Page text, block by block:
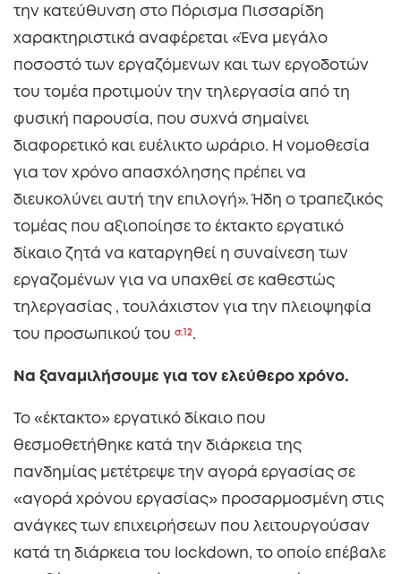
την κατεύθυνση στο Πόρισμα Πισσαρίδη
χαρακτηριστικά αναφέρεται «Ένα μεγάλο
ποσοστό των εργαζόμενων και των εργοδοτών
του τομέα προτιμούν την τηλεργασία από τη
φυσική παρουσία, που συχνά σημαίνει
διαφορετικό και ευέλικτο ωράριο. Η νομοθεσία
για τον χρόνο απασχόλησης πρέπει να
διευκολύνει αυτή την επιλογή». Ήδη ο τραπεζικός
τομέας που αξιοποίησε το έκτακτο εργατικό
δίκαιο ζητά να καταργηθεί η συναίνεση των
εργαζομένων για να υπαχθεί σε καθεστώς
τηλεργασίας , τουλάχιστον για την πλειοψηφία
του προσωπικού του σ.12 .
Να ξαναμιλήσουμε για τον ελεύθερο χρόνο.
Το «έκτακτο» εργατικό δίκαιο που
θεσμοθετήθηκε κατά την διάρκεια της
πανδημίας μετέτρεψε την αγορά εργασίας σε
«αγορά χρόνου εργασίας» προσαρμοσμένη στις
ανάγκες των επιχειρήσεων που λειτουργούσαν
κατά τη διάρκεια του lockdown, το οποίο επέβαλε